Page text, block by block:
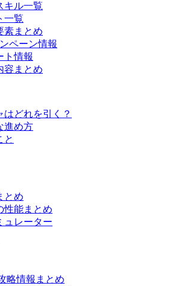
キル一覧
一覧
素まとめ
ペーン情報
ト情報
容まとめ
はどれを引く？
進め方
と
とめ
性能まとめ
ュレーター
略情報まとめ